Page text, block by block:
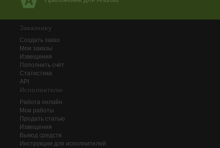
Заказчику
Создать заказ
Мои заказы
Извещения
Пополнить счёт
Статистика
API
Исполнителю
Работа онлайн
Мои работы
Продать статью
Извещения
Вывод средств
Инструкции для исполнителей